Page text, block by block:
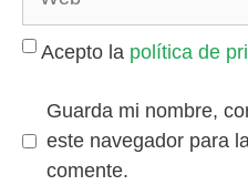
Acepto la política de
Guarda mi nombre,
este navegador para
comente.